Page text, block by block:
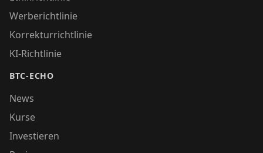
Werberichtlinie
Korrekturrichtlinie
KI-Richtlinie
BTC-ECHO
News
Kurse
Investieren